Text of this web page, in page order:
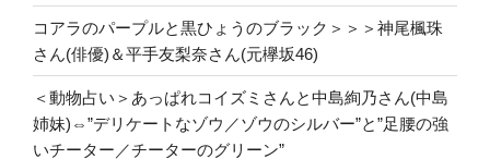
コアラのパープルと黒ひょうのブラック＞＞＞神尾楓珠
さん(俳優)＆平手友梨奈さん(元欅坂46)
＜動物占い＞あっぱれコイズミさんと中島絢乃さん(中島
姉妹)⇔”デリケートなゾウ／ゾウのシルバー”と”足腰の強
いチーター／チーターのグリーン”